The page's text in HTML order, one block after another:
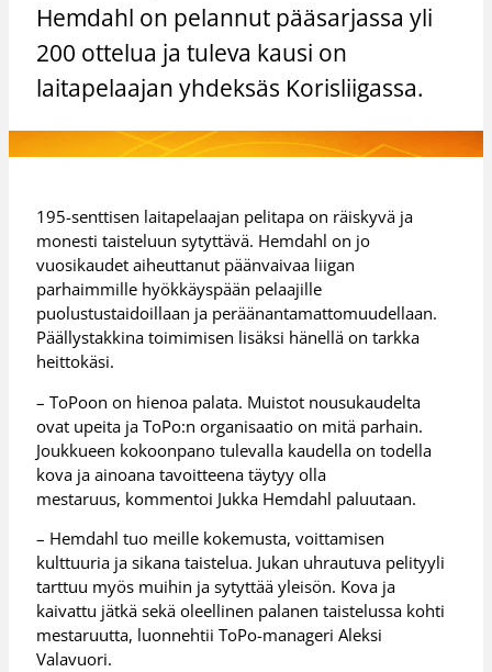
Hemdahl on pelannut pääsarjassa yli
200 ottelua ja tuleva kausi on
laitapelaajan yhdeksäs Korisliigassa.
195-senttisen laitapelaajan pelitapa on räiskyvä ja
monesti taisteluun sytyttävä. Hemdahl on jo
vuosikaudet aiheuttanut päänvaivaa liigan
parhaimmille hyökkäyspään pelaajille
puolustustaidoillaan ja peräänantamattomuudellaan.
Päällystakkina toimimisen lisäksi hänellä on tarkka
heittokäsi.
– ToPoon on hienoa palata. Muistot nousukaudelta
ovat upeita ja ToPo:n organisaatio on mitä parhain.
Joukkueen kokoonpano tulevalla kaudella on todella
kova ja ainoana tavoitteena täytyy olla
mestaruus, kommentoi Jukka Hemdahl paluutaan.
– Hemdahl tuo meille kokemusta, voittamisen
kulttuuria ja sikana taistelua. Jukan uhrautuva pelityyli
tarttuu myös muihin ja sytyttää yleisön. Kova ja
kaivattu jätkä sekä oleellinen palanen taistelussa kohti
mestaruutta, luonnehtii ToPo-manageri Aleksi
Valavuori.